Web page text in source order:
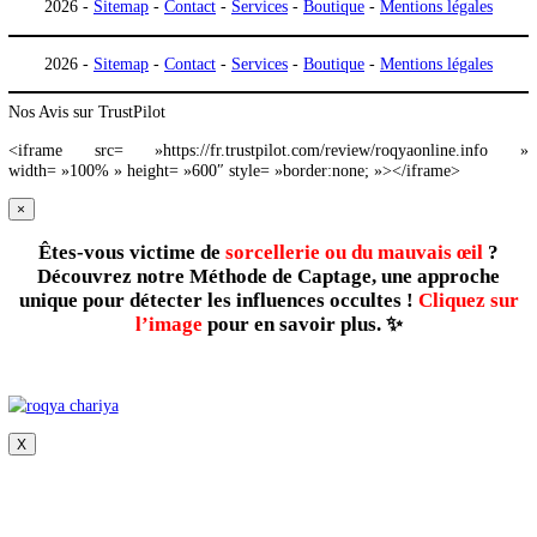
2026 -Sitemap-Contact-Services-Boutique -Mentions